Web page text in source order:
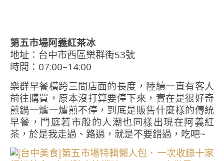
第五市場阿義紅茶冰
地址：台中市西區樂群街53號
時間：07:00–14:00
樂群早餐橫跨三間店面的長度，陸續一直有客人
前往購買，原本沒打算要停下來，實在是很好奇
煎鍋一爐一爐煎不停，到底是販售什麼樣的傳統
早餐，門庭若市般的人潮也同樣出現在阿義紅
茶，於是我走過、路過，就是不要錯過，吃吧~